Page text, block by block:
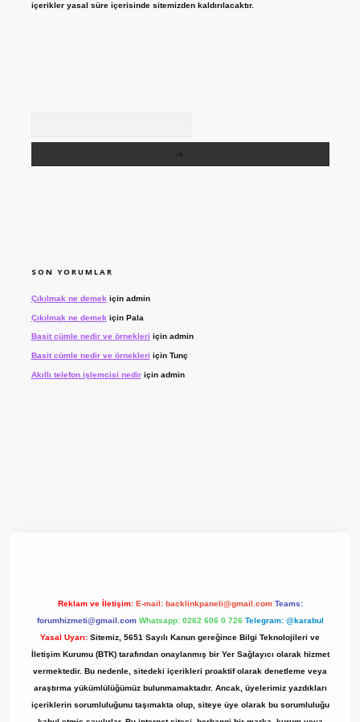
içerikler yasal süre içerisinde sitemizden kaldırılacaktır.
SON YORUMLAR
Çıkılmak ne demek için admin
Çıkılmak ne demek için Pala
Basit cümle nedir ve örnekleri için admin
Basit cümle nedir ve örnekleri için Tunç
Akıllı telefon işlemcisi nediriçin admin
Reklam ve İletişim: E-mail: backlinkpaneli@gmail.com Teams:
forumhizmeti@gmail.com Whatsapp: 0262 606 0 726 Telegram: @karabul
Yasal Uyarı: Sitemiz, 5651 Sayılı Kanun gereğince Bilgi Teknolojileri ve
İletişim Kurumu (BTK) tarafından onaylanmış bir Yer Sağlayıcı olarak hizmet
vermektedir. Bu nedenle, sitedeki içerikleri proaktif olarak denetleme veya
araştırma yükümlülüğümüz bulunmamaktadır. Ancak, üyelerimiz yazdıkları
içeriklerin sorumluluğunu taşımakta olup, siteye üye olarak bu sorumluluğu